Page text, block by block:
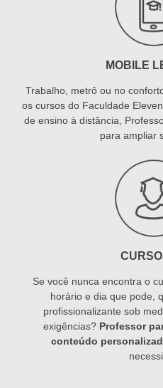
MOBILE
Trabalho, metrô ou no
os cursos do Faculdade
de ensino à distância,
para ampliar
Se você nunca encontra o
horário e dia que pode,
profissionalizante sob
exigências? Professor
conteúdo